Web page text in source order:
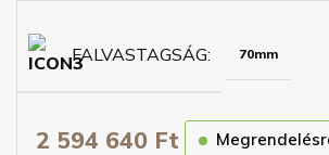
FALVASTAGSÁG 70mm
2 594 640 Ft